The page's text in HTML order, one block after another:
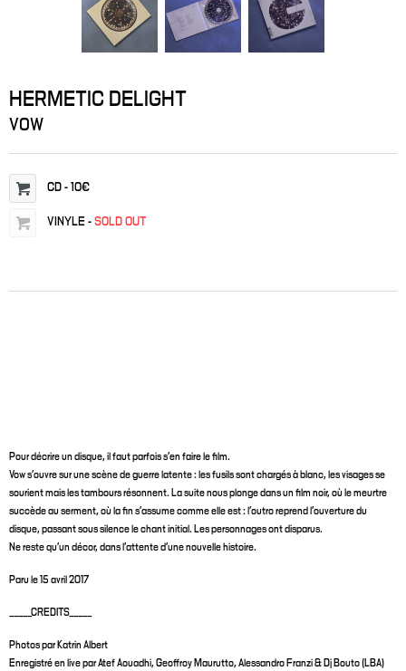
HERMETIC DELIGHT
VOW
CD - 10€
VINYLE - SOLD OUT
Pour décrire un disque, il faut parfois s’en faire le film.
Vow s’ouvre sur une scène de guerre latente : les fusils sont chargés à blanc, les visages se
sourient mais les tambours résonnent. La suite nous plonge dans un film noir, où le meurtre
succède au serment, où la fin s’assume comme elle est : l’outro reprend l’ouverture du
disque, passant sous silence le chant initial. Les personnages ont disparus.
Ne reste qu’un décor, dans l’attente d’une nouvelle histoire.
Paru le 15 avril 2017
_____CREDITS_____
Photos par Katrin Albert
Enregistré en live par Atef Aouadhi, Geoffroy Maurutto, Alessandro Franzi & Dj Bouto (LBA)